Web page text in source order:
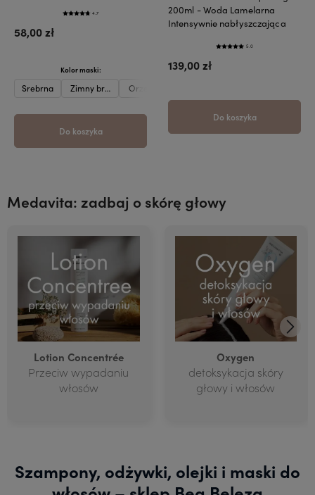
4.7
58,00 zł
Do koszyka
Kolor maski:
Srebrna Zimny brąz Orzech laskowy
200ml - Woda Lamelarna
Intensywnie nabłyszczająca
5.0
139,00 zł
Do koszyka
Medavita: zadbaj o skórę głowy
Lotion Concentrée
Przeciw wypadaniu
włosów
Oxygen
detoksykacja skóry
głowy i włosów
Szampony, odżywki, olejki i maski do